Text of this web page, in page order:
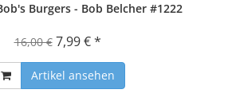
Burgers - Bob Belcher #1222
16,00 € 7,99 € *
Artikel ansehen